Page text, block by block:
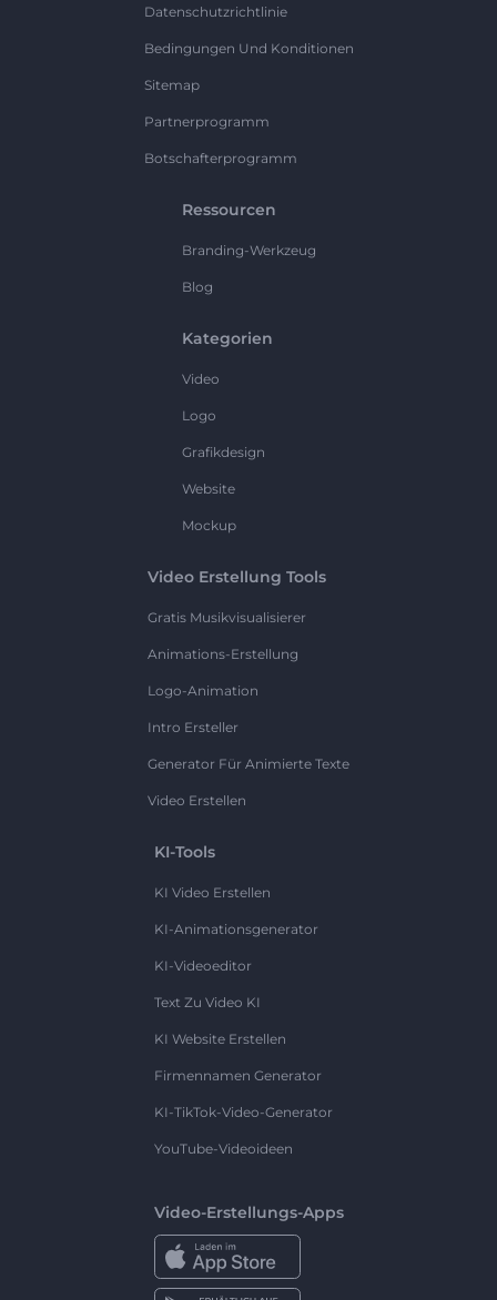
Datenschutzrichtlinie
Bedingungen Und Konditionen
Sitemap
Partnerprogramm
Botschafterprogramm
Ressourcen
Branding-Werkzeug
Blog
Kategorien
Video
Logo
Grafikdesign
Website
Mockup
Video Erstellung Tools
Gratis Musikvisualisierer
Animations-Erstellung
Logo-Animation
Intro Ersteller
Generator Für Animierte Texte
Video Erstellen
KI-Tools
KI Video Erstellen
KI-Animationsgenerator
KI-Videoeditor
Text Zu Video KI
KI Website Erstellen
Firmennamen Generator
KI-TikTok-Video-Generator
YouTube-Videoideen
Video-Erstellungs-Apps